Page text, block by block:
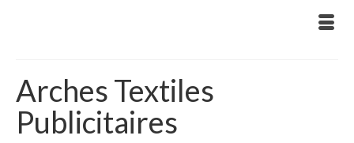
Arches Textiles
Publicitaires